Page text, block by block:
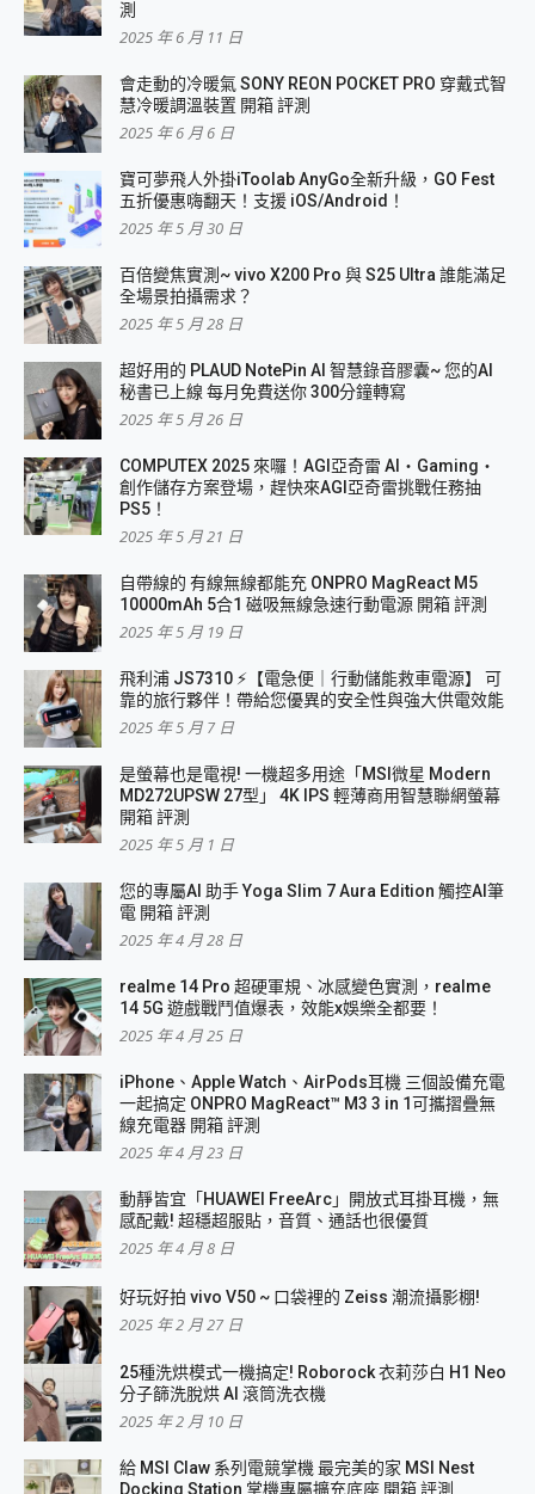
測
2025 年 6 月 11 日
會走動的冷暖氣 SONY REON POCKET PRO 穿戴式智
慧冷暖調溫裝置 開箱 評測
2025 年 6 月 6 日
寶可夢飛人外掛iToolab AnyGo全新升級，GO Fest
五折優惠嗨翻天！支援 iOS/Android！
2025 年 5 月 30 日
百倍變焦實測~ vivo X200 Pro 與 S25 Ultra 誰能滿足
全場景拍攝需求？
2025 年 5 月 28 日
超好用的 PLAUD NotePin AI 智慧錄音膠囊~ 您的AI
秘書已上線 每月免費送你 300分鐘轉寫
2025 年 5 月 26 日
COMPUTEX 2025 來囉！AGI亞奇雷 AI・Gaming・
創作儲存方案登場，趕快來AGI亞奇雷挑戰任務抽
PS5！
2025 年 5 月 21 日
自帶線的 有線無線都能充 ONPRO MagReact M5
10000mAh 5合1 磁吸無線急速行動電源 開箱 評測
2025 年 5 月 19 日
飛利浦 JS7310 ⚡【電急便｜行動儲能救車電源】 可
靠的旅行夥伴！帶給您優異的安全性與強大供電效能
2025 年 5 月 7 日
是螢幕也是電視! 一機超多用途「MSI微星 Modern
MD272UPSW 27型」 4K IPS 輕薄商用智慧聯網螢幕
開箱 評測
2025 年 5 月 1 日
您的專屬AI 助手 Yoga Slim 7 Aura Edition 觸控AI筆
電 開箱 評測
2025 年 4 月 28 日
realme 14 Pro 超硬軍規、冰感變色實測，realme
14 5G 遊戲戰鬥值爆表，效能x娛樂全都要！
2025 年 4 月 25 日
iPhone、Apple Watch、AirPods耳機 三個設備充電
一起搞定 ONPRO MagReact™ M3 3 in 1可攜摺疊無
線充電器 開箱 評測
2025 年 4 月 23 日
動靜皆宜「HUAWEI FreeArc」開放式耳掛耳機，無
感配戴! 超穩超服貼，音質、通話也很優質
2025 年 4 月 8 日
好玩好拍 vivo V50 ~ 口袋裡的 Zeiss 潮流攝影棚!
2025 年 2 月 27 日
25種洗烘模式一機搞定! Roborock 衣莉莎白 H1 Neo
分子篩洗脫烘 AI 滾筒洗衣機
2025 年 2 月 10 日
給 MSI Claw 系列電競掌機 最完美的家 MSI Nest
Docking Station 掌機專屬擴充底座 開箱 評測